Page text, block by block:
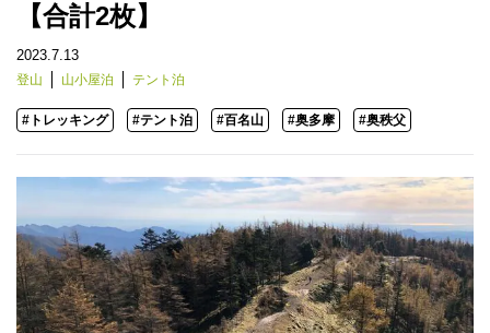
【合計2枚】
2023.7.13
登山 山小屋泊 テント泊
#トレッキング #テント泊 #百名山 #奥多摩 #奥秩父